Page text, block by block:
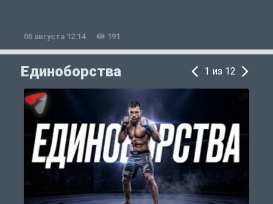
06 августа 12:14 191
Единоборства 1 из 12